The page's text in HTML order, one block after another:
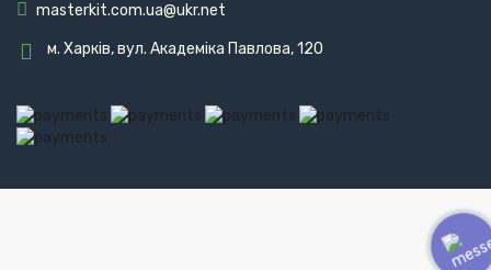
masterkit.com.ua@ukr.net
м. Харків, вул. Академіка Павлова, 120